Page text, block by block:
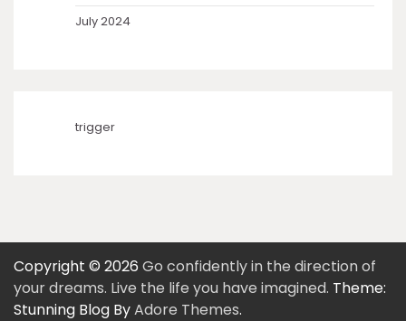
July 2024
trigger
Copyright © 2026 Go confidently in the direction of
your dreams. Live the life you have imagined. Theme:
Stunning Blog ByAdore Themes.